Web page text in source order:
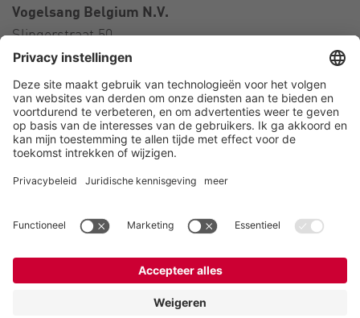
Vogelsang Belgium N.V.
Slingerstraat 50
8820 Torhout
België
Contact
Telefoon:+32 51 81 96 40